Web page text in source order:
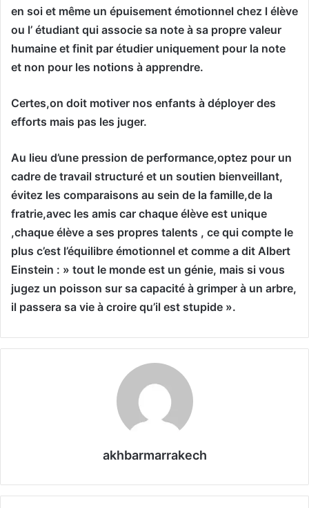
en soi et même un épuisement émotionnel chez l élève
ou l’ étudiant qui associe sa note à sa propre valeur
humaine et finit par étudier uniquement pour la note
et non pour les notions à apprendre.
Certes,on doit motiver nos enfants à déployer des
efforts mais pas les juger.
Au lieu d’une pression de performance,optez pour un
cadre de travail structuré et un soutien bienveillant,
évitez les comparaisons au sein de la famille,de la
fratrie,avec les amis car chaque élève est unique
,chaque élève a ses propres talents , ce qui compte le
plus c’est l’équilibre émotionnel et comme a dit Albert
Einstein : » tout le monde est un génie, mais si vous
jugez un poisson sur sa capacité à grimper à un arbre,
il passera sa vie à croire qu’il est stupide ».
akhbarmarrakech